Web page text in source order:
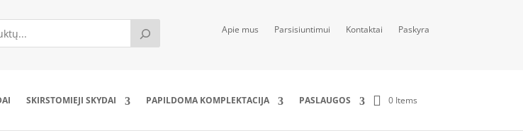
Apie mus Parsisiuntimui Kontaktai Paskyra
SKIRSTOMIEJI SKYDAI PAPILDOMA KOMPLEKTACIJA PASLAUGOS 0 Items